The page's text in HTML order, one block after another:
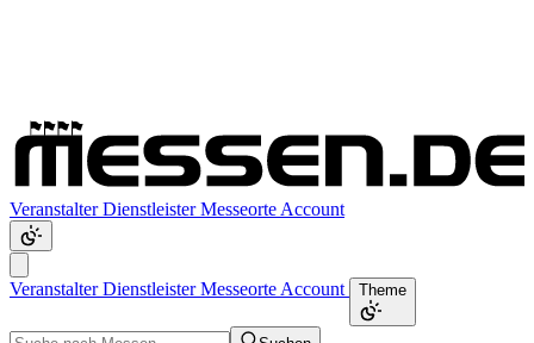
VeranstalterDienstleisterMesseorte Account
VeranstalterDienstleisterMesseorte Account Theme